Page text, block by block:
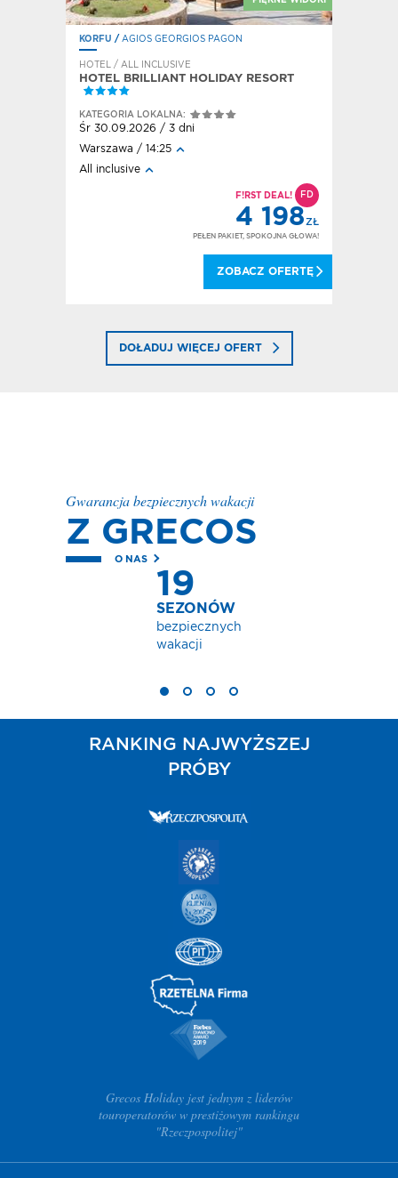
KORFU / AGIOS GEORGIOS PAGON
HOTEL / ALL INCLUSIVE
HOTEL BRILLIANT HOLIDAY RESORT
KATEGORIA LOKALNA:
Śr 30.09.2026 / 3 dni
Warszawa / 14:25
All inclusive
F!RST DEAL! FD
4 198ZŁ
PEŁEN PAKIET, SPOKOJNA GŁOWA!
ZOBACZ OFERTĘ
DOŁADUJ WIĘCEJ OFERT
Gwarancja bezpiecznych wakacji
Z GRECOS
O NAS
19
SEZONÓW
bezpiecznych
wakacji
RANKING NAJWYŻSZEJ
PRÓBY
Grecos Holiday jest jednym z liderów
touroperatorów w prestiżowym rankingu
"Rzeczpospolitej"